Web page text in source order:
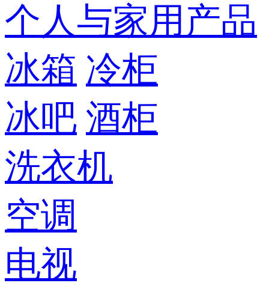
个人与家用产品
冰箱 冷柜
冰吧 酒柜
洗衣机
空调
电视